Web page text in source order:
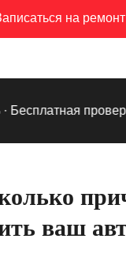
на ремонт
проверка
ваш